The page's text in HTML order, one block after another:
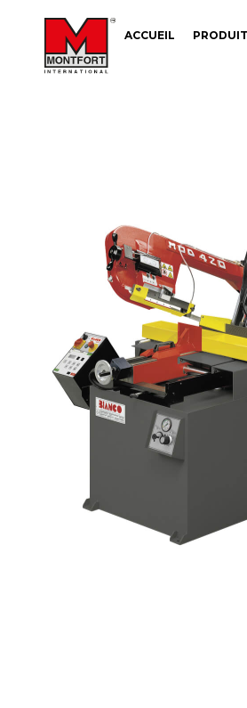
ACCUEIL